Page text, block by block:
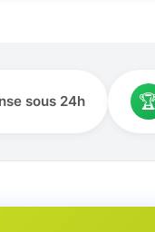
sous 24h